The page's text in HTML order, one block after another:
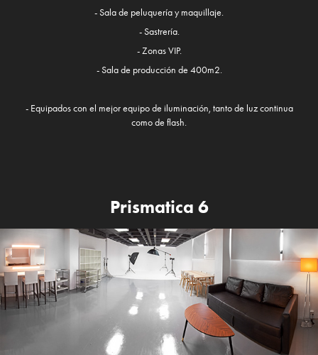
- Sala de peluquería y maquillaje.
- Sastrería.
- Zonas VIP.
- Sala de producción de 400m2.
- Equipados con el mejor equipo de iluminación, tanto de luz continua
como de flash.
Prismatica 6